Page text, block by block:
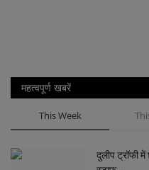
महत्वपूर्ण खबरें
This Week
दुलीप ट्रॉफी